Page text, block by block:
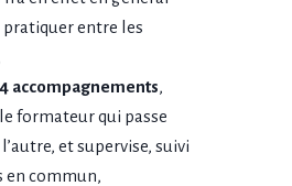
pratiquer entre les
accompagnements,
formateur qui passe
et supervise, suivi
en commun,